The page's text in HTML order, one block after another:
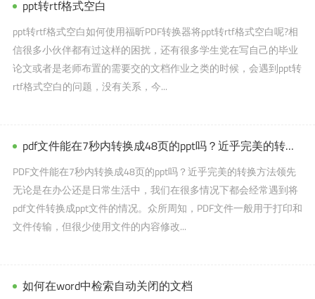
ppt转rtf格式空白
ppt转rtf格式空白如何使用福昕PDF转换器将ppt转rtf格式空白呢?相
信很多小伙伴都有过这样的困扰，还有很多学生党在写自己的毕业
论文或者是老师布置的需要交的文档作业之类的时候，会遇到ppt转
rtf格式空白的问题，没有关系，今...
pdf文件能在7秒内转换成48页的ppt吗？近乎完美的转换方式，初见端倪。
PDF文件能在7秒内转换成48页的ppt吗？近乎完美的转换方法领先
无论是在办公还是日常生活中，我们在很多情况下都会经常遇到将
pdf文件转换成ppt文件的情况。众所周知，PDF文件一般用于打印和
文件传输，但很少使用文件的内容修改...
如何在word中检索自动关闭的文档